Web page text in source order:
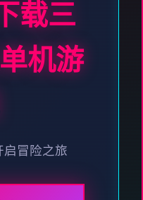
载三
机游
启冒险之旅